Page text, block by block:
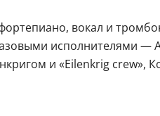
вокал и
исполнителями
и «Eilenkrig crew»,